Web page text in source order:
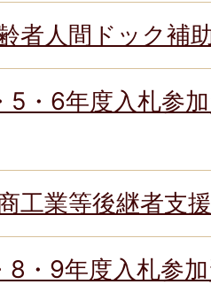
者人間ドック補
5・6年度入札参
工業等後継者支
8・9年度入札参